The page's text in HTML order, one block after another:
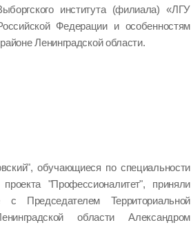
института (филиала) «ЛГУ
Федерации и особенностям
Ленинградской области.
обучающиеся по специальности
"Профессионалитет", приняли
Председателем Территориальной
области Александром